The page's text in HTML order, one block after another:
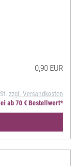
0,90 EUR
zzgl. Versandkosten
ab 70 € Bestellwert*